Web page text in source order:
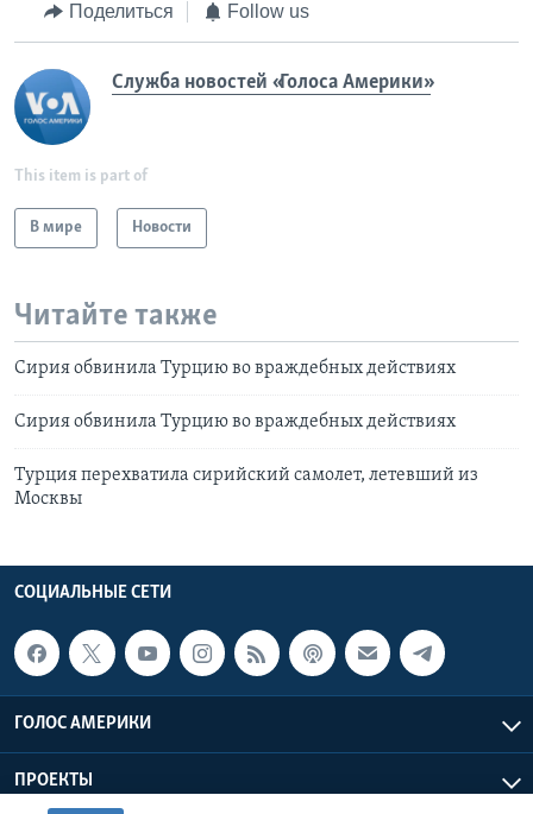
Поделиться Follow us
Служба новостей «Голоса Америки»
This item is part of
В мире Новости
Читайте также
Сирия обвинила Турцию во враждебных действиях
Сирия обвинила Турцию во враждебных действиях
Турция перехватила сирийский самолет, летевший из
Москвы
СОЦИАЛЬНЫЕ СЕТИ
ГОЛОС АМЕРИКИ
ПРОЕКТЫ